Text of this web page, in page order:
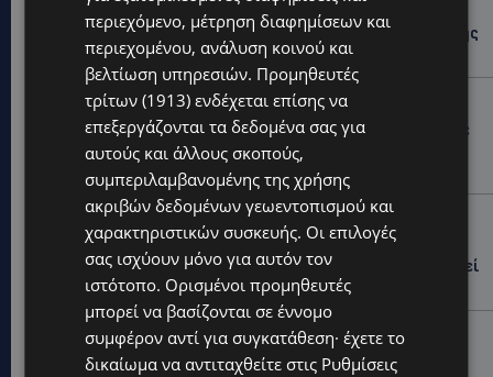
ΕΛΕΝΑ ΑΝΤΩΝΙΑΔΟΥ: Αγώνας ζωής για τη 37χρονη
μητέρα τριών παιδιών – Έρανος για τη θεραπεία της
στην Αγγλία
UPDATES
ΚΑΤΑΓΓΕΛΙΑ: Για άνδρα που φέρεται να παρενοχλούσε
γυναίκες στο Δασούδι – Σε εξέλιξη οι αστυνομικές
UPDATES
ΛΕΥΚΩΣΙΑ: Γιατί ένας 16χρονος φέρεται να έβαλε
φωτιά σε ιστορική μπυραρία – Η Αστυνομία αναζητεί
το κίνητρο
UPDATES
ΛΑΤΣΙΑ-ΓΕΡΙ: Στο επίκεντρο η δημιουργία δομών για
περιεχόμενο, μέτρηση διαφημίσεων και
περιεχομένου, ανάλυση κοινού και
βελτίωση υπηρεσιών. Προμηθευτές
τρίτων (1913) ενδέχεται επίσης να
επεξεργάζονται τα δεδομένα σας για
αυτούς και άλλους σκοπούς,
συμπεριλαμβανομένης της χρήσης
ακριβών δεδομένων γεωεντοπισμού και
χαρακτηριστικών συσκευής. Οι επιλογές
σας ισχύουν μόνο για αυτόν τον
ιστότοπο. Ορισμένοι προμηθευτές
μπορεί να βασίζονται σε έννομο
συμφέρον αντί για συγκατάθεση· έχετε το
δικαίωμα να αντιταχθείτε στις Ρυθμίσεις